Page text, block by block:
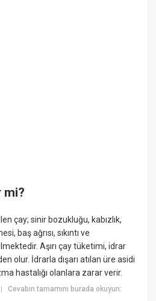
mi?
çay; sinir bozukluğu, kabızlık,
baş ağrısı, sıkıntı ve
Aşırı çay tüketimi, idrar
olur. İdrarla dışarı atılan üre asidi
hastalığı olanlara zarar verir.
Cevabın tamamını burada okuyun: